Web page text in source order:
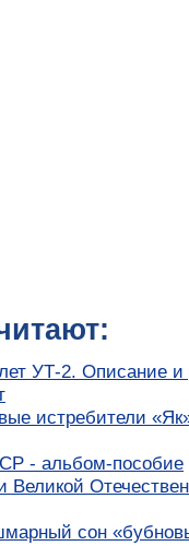
УТ-2. Описание и
истребители
- альбом-пособие
Великой
сон